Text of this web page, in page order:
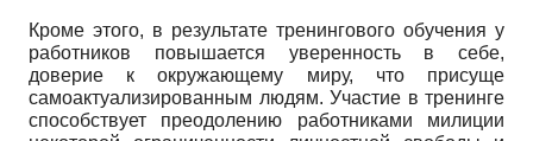
Кроме этого, в результате тренингового обучения у
работников повышается уверенность в себе,
доверие к окружающему миру, что присуще
самоактуализированным людям. Участие в тренинге
способствует преодолению работниками милиции